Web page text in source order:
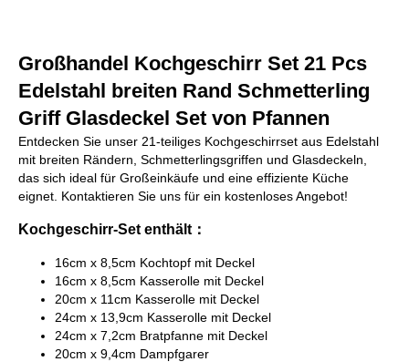
Großhandel Kochgeschirr Set 21 Pcs
Edelstahl breiten Rand Schmetterling
Griff Glasdeckel Set von Pfannen
Entdecken Sie unser 21-teiliges Kochgeschirrset aus Edelstahl
mit breiten Rändern, Schmetterlingsgriffen und Glasdeckeln,
das sich ideal für Großeinkäufe und eine effiziente Küche
eignet. Kontaktieren Sie uns für ein kostenloses Angebot!
Kochgeschirr-Set enthält：
16cm x 8,5cm Kochtopf mit Deckel
16cm x 8,5cm Kasserolle mit Deckel
20cm x 11cm Kasserolle mit Deckel
24cm x 13,9cm Kasserolle mit Deckel
24cm x 7,2cm Bratpfanne mit Deckel
20cm x 9,4cm Dampfgarer